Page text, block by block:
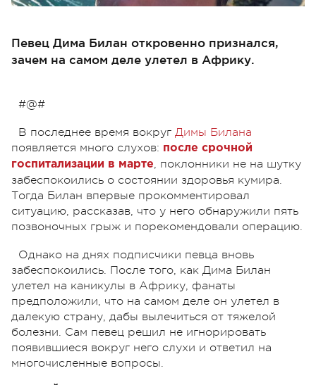
Певец Дима Билан откровенно признался,
зачем на самом деле улетел в Африку.
#@#
В последнее время вокруг Димы Билана
появляется много слухов: после срочной
госпитализации в марте, поклонники не на шутку
забеспокоились о состоянии здоровья кумира.
Тогда Билан впервые прокомментировал
ситуацию, рассказав, что у него обнаружили пять
позвоночных грыж и порекомендовали операцию.
Однако на днях подписчики певца вновь
забеспокоились. После того, как Дима Билан
улетел на каникулы в Африку, фанаты
предположили, что на самом деле он улетел в
далекую страну, дабы вылечиться от тяжелой
болезни. Сам певец решил не игнорировать
появившиеся вокруг него слухи и ответил на
многочисленные вопросы.